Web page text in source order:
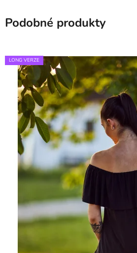
Podobné produkty
LONG VERZE